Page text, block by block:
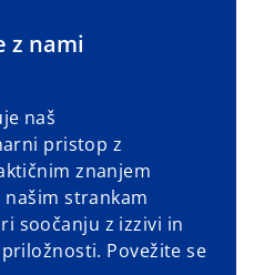
e
a
b
z nami
naš
pristop z
znanjem
strankam
soočanju z izzivi in
Povežite se